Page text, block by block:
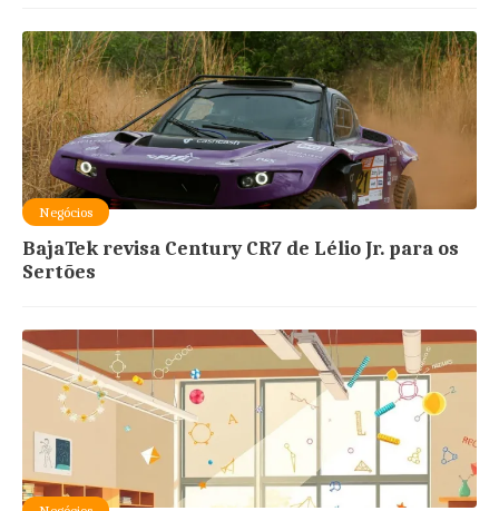
Negócios
BajaTek revisa Century CR7 de Lélio Jr. para os
Sertões